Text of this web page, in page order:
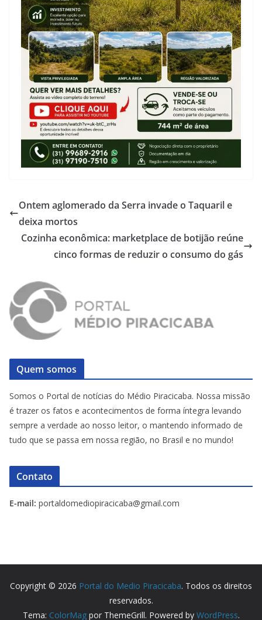
Ontem aglomerado da Serra invade o Taquaril e
deixa mortos
Cozinha econômica: marketplace de botijão reúne
cinco formas de reduzir o consumo do gás
Quem somos
Somos o Portal de notícias do Médio Piracicaba. Nossa missão
é trazer os fatos e acontecimentos de forma íntegra levando
sempre a verdade ao nosso leitor, o mantendo informado de
tudo que se passa em nossa região, no Brasil e no mundo!
Contato
E-mail: portaldomediopiracicaba@gmail.com
Copyright © 2026 Portal do Medio Piracicaba. Todos os direitos
reservados.
Tema: ColorMagpor ThemeGrill. Powered by WordPress.